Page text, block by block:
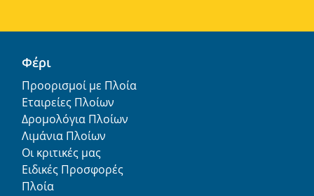
Φέρι
Προορισμοί με Πλοία
Εταιρείες Πλοίων
Δρομολόγια Πλοίων
Λιμάνια Πλοίων
Οι κριτικές μας
Ειδικές Προσφορές
Πλοία